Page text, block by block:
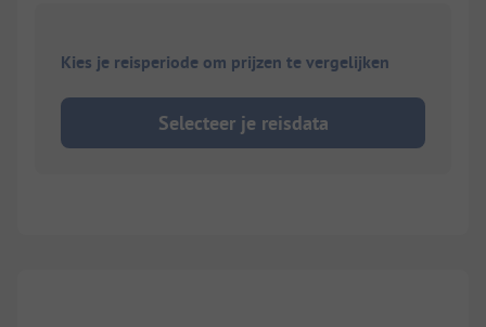
Kies je reisperiode om prijzen te vergelijken
Selecteer je reisdata